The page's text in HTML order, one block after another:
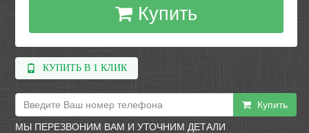
Купить
КУПИТЬ В 1 КЛИК
Купить
МЫ ПЕРЕЗВОНИМ ВАМ И УТОЧНИМ ДЕТАЛИ